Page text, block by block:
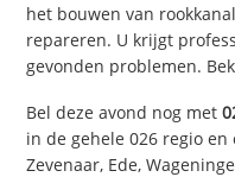
het bouwen van
repareren. U krijgt
gevonden problemen.
Bel deze avond nog met
in de gehele 026 regio en
Zevenaar, Ede,